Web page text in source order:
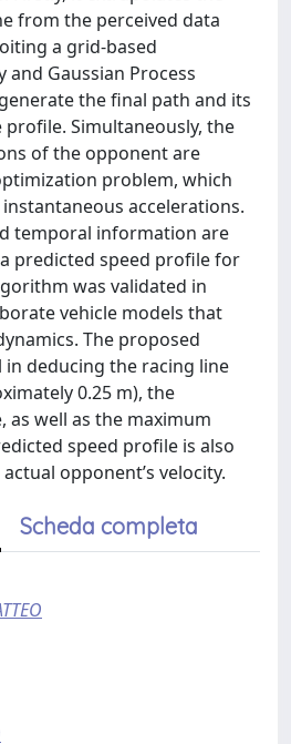
from the perceived data
a grid-based
Gaussian Process
the final path and its
Simultaneously, the
of the opponent are
problem, which
accelerations.
temporal information are
predicted speed profile for
was validated in
vehicle models that
The proposed
in deducing the racing line
0.25 m), the
as well as the maximum
speed profile is also
opponent’s velocity.
Scheda completa